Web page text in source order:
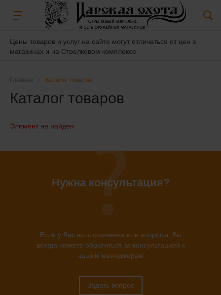
Цены товаров и услуг на сайте могут отличаться от цен в
магазинах и на Стрелковом комплексе
Главная Каталог товаров
Каталог товаров
Элемент не найден
Нужна консультация?
Если у Вас есть сомнения или вопросы, Вы
всегда можете обратиться за консультацией к
нашим менеджерам
Задать вопрос